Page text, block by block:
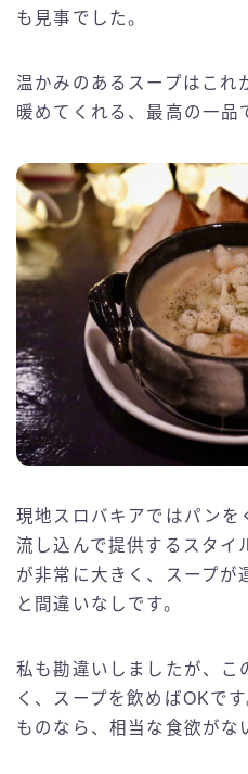
も見事でした。
温かみのあるスープはこれ
暖めてくれる、最高の一品
現地スロバキアではパンを
流し込んで提供するスタイ
が非常に大きく、スープが
と間違いなしです。
私も勘違いしましたが、こ
く、スープを飲めばOKで
ものなら、相当な食欲がな